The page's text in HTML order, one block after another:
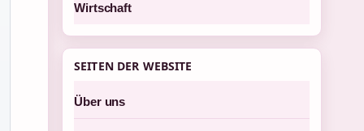
Wirtschaft
SEITEN DER WEBSITE
Über uns